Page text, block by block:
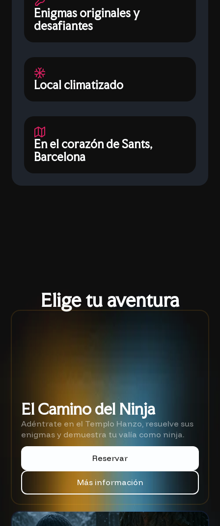
Enigmas originales y
desafiantes
Local climatizado
En el corazón de Sants,
Barcelona
Elige tu aventura
El Camino del Ninja
Adéntrate en el Templo Hanzo, resuelve sus
enigmas y demuestra tu valía como ninja.
Reservar
Más información